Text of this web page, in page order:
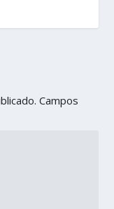
Campos